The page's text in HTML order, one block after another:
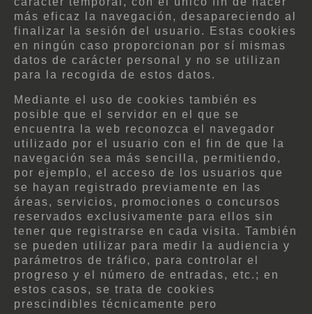
más eficaz la navegación, desapareciendo al
finalizar la sesión del usuario. Estas cookies
en ningún caso proporcionan por sí mismas
datos de carácter personal y no se utilizan
para la recogida de estos datos.
Mediante el uso de cookies también es
posible que el servidor en el que se
encuentra la web reconozca el navegador
utilizado por el usuario con el fin de que la
navegación sea más sencilla, permitiendo,
por ejemplo, el acceso de los usuarios que
se hayan registrado previamente en las
áreas, servicios, promociones o concursos
reservados exclusivamente para ellos sin
tener que registrarse en cada visita. También
se pueden utilizar para medir la audiencia y
parámetros de tráfico, para controlar el
progreso y el número de entradas, etc.; en
estos casos, se trata de cookies
prescindibles técnicamente pero